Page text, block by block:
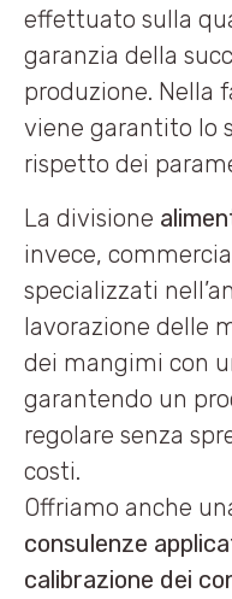
effettuato sulla
garanzia della
produzione. Nella
viene garantito lo
rispetto dei
La divisione
invece,
specializzati
lavorazione delle
dei mangimi con
garantendo un
regolare senza
costi.
Offriamo anche
consulenze
calibrazione dei